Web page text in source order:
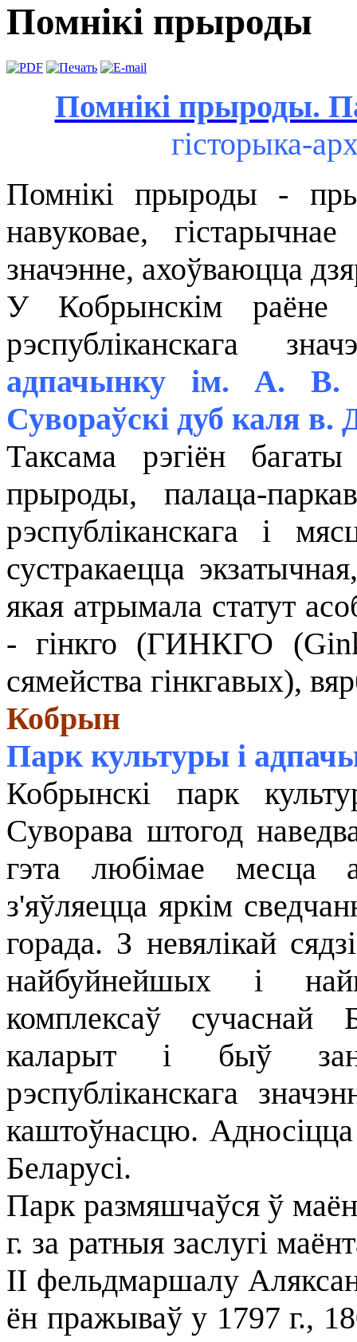
Помнікі прыроды
Помнікі прыроды.
гісторыка-
Помнікі прыроды -
навуковае,
значэнне, ахоўваюцца
У Кобрынскім раёне
рэспубліканскага
адпачынку ім. А. В.
Сувораўскі дуб каля в.
Таксама рэгіён
прыроды, палаца-
рэспубліканскага і
сустракаецца
якая атрымала статут
- гінкго (ГИНКГО
сямейства гінкгавых),
Кобрын
Парк культуры і
Кобрынскі парк
Суворава штогод
гэта любімае месца
з'яўляецца яркім
горада. З невялікай
найбуйнейшых і
комплексаў сучаснай
каларыт і быў
рэспубліканскага
каштоўнасцю.
Беларусі.
Парк размяшчаўся ў
г. за ратныя заслугі
II фельдмаршалу
ён пражываў у 1797 г.,